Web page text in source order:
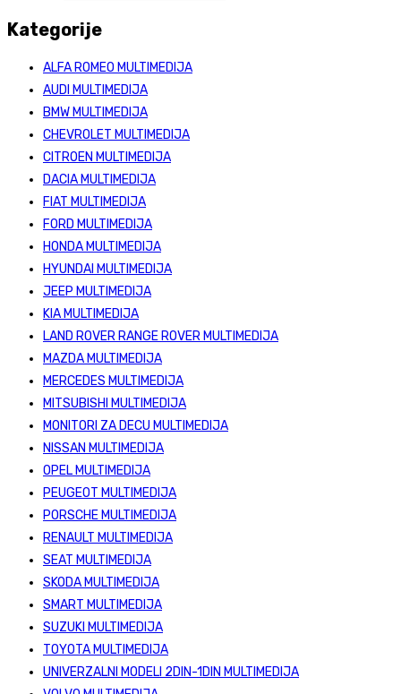
Kategorije
ALFA ROMEO MULTIMEDIJA
AUDI MULTIMEDIJA
BMW MULTIMEDIJA
CHEVROLET MULTIMEDIJA
CITROEN MULTIMEDIJA
DACIA MULTIMEDIJA
FIAT MULTIMEDIJA
FORD MULTIMEDIJA
HONDA MULTIMEDIJA
HYUNDAI MULTIMEDIJA
JEEP MULTIMEDIJA
KIA MULTIMEDIJA
LAND ROVER RANGE ROVER MULTIMEDIJA
MAZDA MULTIMEDIJA
MERCEDES MULTIMEDIJA
MITSUBISHI MULTIMEDIJA
MONITORI ZA DECU MULTIMEDIJA
NISSAN MULTIMEDIJA
OPEL MULTIMEDIJA
PEUGEOT MULTIMEDIJA
PORSCHE MULTIMEDIJA
RENAULT MULTIMEDIJA
SEAT MULTIMEDIJA
SKODA MULTIMEDIJA
SMART MULTIMEDIJA
SUZUKI MULTIMEDIJA
TOYOTA MULTIMEDIJA
UNIVERZALNI MODELI 2DIN-1DIN MULTIMEDIJA